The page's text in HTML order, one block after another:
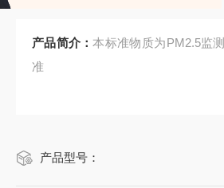
产品简介：本标准物质为PM2.5监
准
产品型号：